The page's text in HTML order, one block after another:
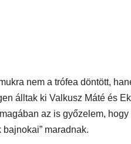
nem a trófea döntött,
álltak ki Valkusz Máté és
az is győzelem,
maradnak.